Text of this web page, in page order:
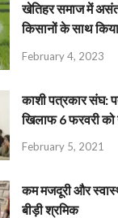
खेतिहर समाज में
किसानों के साथ
February 4, 2023
काशी पत्रकार संघ:
खिलाफ 6 फरवरी को
February 5, 2021
कम मजदूरी और
बीड़ी श्रमिक